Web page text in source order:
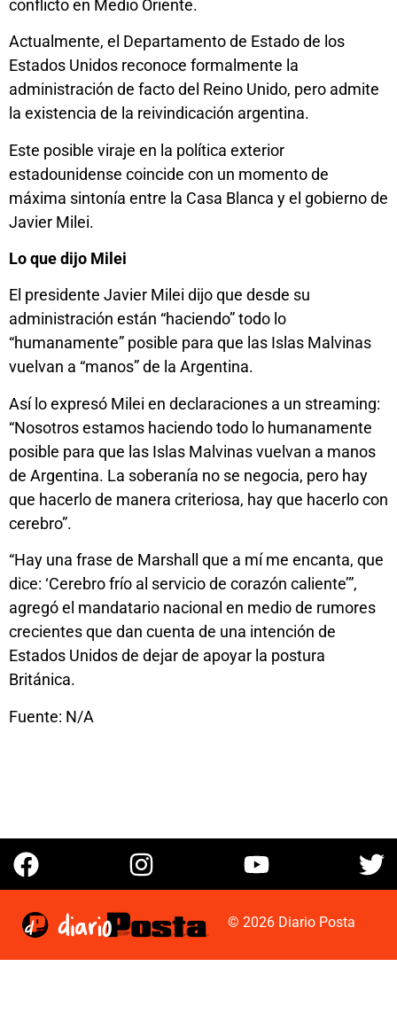
conflicto en Medio Oriente.
Actualmente, el Departamento de Estado de los
Estados Unidos reconoce formalmente la
administración de facto del Reino Unido, pero admite
la existencia de la reivindicación argentina.
Este posible viraje en la política exterior
estadounidense coincide con un momento de
máxima sintonía entre la Casa Blanca y el gobierno de
Javier Milei.
Lo que dijo Milei
El presidente Javier Milei dijo que desde su
administración están “haciendo” todo lo
“humanamente” posible para que las Islas Malvinas
vuelvan a “manos” de la Argentina.
Así lo expresó Milei en declaraciones a un streaming:
“Nosotros estamos haciendo todo lo humanamente
posible para que las Islas Malvinas vuelvan a manos
de Argentina. La soberanía no se negocia, pero hay
que hacerlo de manera criteriosa, hay que hacerlo con
cerebro”.
“Hay una frase de Marshall que a mí me encanta, que
dice: ‘Cerebro frío al servicio de corazón caliente’”,
agregó el mandatario nacional en medio de rumores
crecientes que dan cuenta de una intención de
Estados Unidos de dejar de apoyar la postura
Británica.
Fuente: N/A
© 2026 Diario Posta